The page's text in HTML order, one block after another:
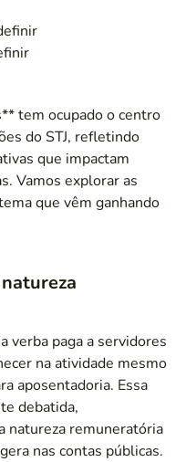
tem ocupado o centro
do STJ, refletindo
que impactam
Vamos explorar as
que vêm ganhando
verba paga a servidores
na atividade mesmo
aposentadoria. Essa
debatida,
natureza remuneratória
nas contas públicas.